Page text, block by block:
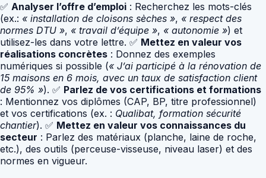
✅ Analyser l’offre d’emploi : Recherchez les mots-clés
(ex.: « installation de cloisons sèches », « respect des
normes DTU », « travail d’équipe », « autonomie ») et
utilisez-les dans votre lettre. ✅ Mettez en valeur vos
réalisations concrètes : Donnez des exemples
numériques si possible (« J’ai participé à la rénovation de
15 maisons en 6 mois, avec un taux de satisfaction client
de 95% »). ✅ Parlez de vos certifications et formations
: Mentionnez vos diplômes (CAP, BP, titre professionnel)
et vos certifications (ex. : Qualibat, formation sécurité
chantier). ✅ Mettez en valeur vos connaissances du
secteur : Parlez des matériaux (planche, laine de roche,
etc.), des outils (perceuse-visseuse, niveau laser) et des
normes en vigueur.